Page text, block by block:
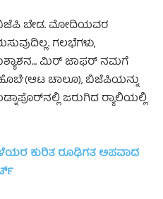
ಬೇಡ. ಮೋದಿಯವರ
ಗಲಭೆಗಳು,
ಮಿರ್ ಜಾಫರ್ ನಮಗೆ
(ಆಟ ಚಾಲೂ), ಬಿಜೆಪಿಯನ್ನು
ಜರುಗಿದ ರ್‍ಯಾಲಿಯಲ್ಲಿ
ಕುರಿತ ರೂಢಿಗತ ಅಪವಾದ